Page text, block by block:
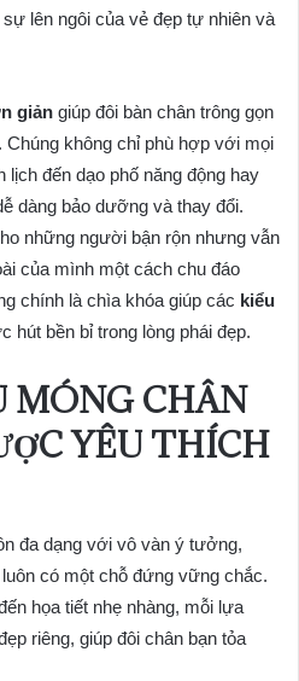
lên ngôi của vẻ đẹp tự nhiên và
giản giúp đôi bàn chân trông gọn
không chỉ phù hợp với mọi
đến dạo phố năng động hay
dàng bảo dưỡng và thay đổi.
những người bận rộn nhưng vẫn
của mình một cách chu đáo
chính là chìa khóa giúp các kiểu
hút bền bỉ trong lòng phái đẹp.
MÓNG CHÂN
YÊU THÍCH
đa dạng với vô vàn ý tưởng,
có một chỗ đứng vững chắc.
họa tiết nhẹ nhàng, mỗi lựa
riêng, giúp đôi chân bạn tỏa